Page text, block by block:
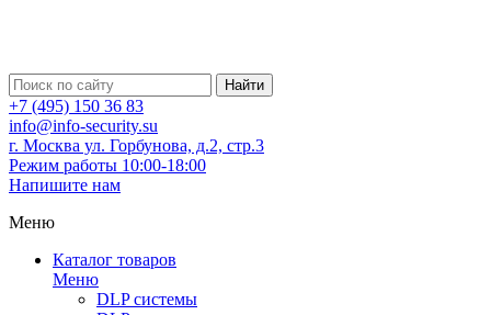
Найти
+7 (495) 150 36 83
info@info-security.su
г. Москва ул. Горбунова, д.2, стр.3
Режим работы 10:00-18:00
Напишите нам
Меню
Каталог товаров
Меню
DLP системы